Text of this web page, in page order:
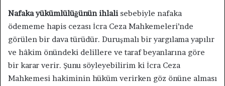
Nafaka yükümlülüğünün ihlalisebebiyle nafaka
ödememe hapis cezası İcra Ceza Mahkemeleri’nde
görülen bir dava türüdür. Duruşmalı bir yargılama yapılır
ve hâkim önündeki delillere ve taraf beyanlarına göre
bir karar verir. Şunu söyleyebilirim ki İcra Ceza
Mahkemesi hakiminin hüküm verirken göz önüne alması